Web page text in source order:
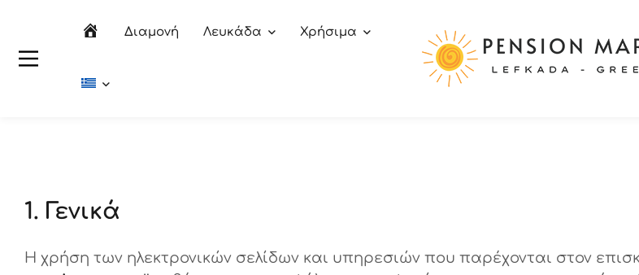
ΑρχικήΔιαμονή Λευκάδα
Χρήσιμα
1. Γενικά
Η χρήση των ηλεκτρονικών σελίδων και υπηρεσιών που παρέχονται στον